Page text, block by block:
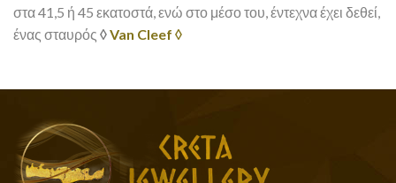
στα 41,5 ή 45 εκατοστά, ενώ στο μέσο του, έντεχνα έχει δεθεί,
ένας σταυρός ◊Van Cleef ◊